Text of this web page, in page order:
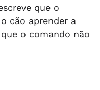
que o
cão aprender a
o comando não